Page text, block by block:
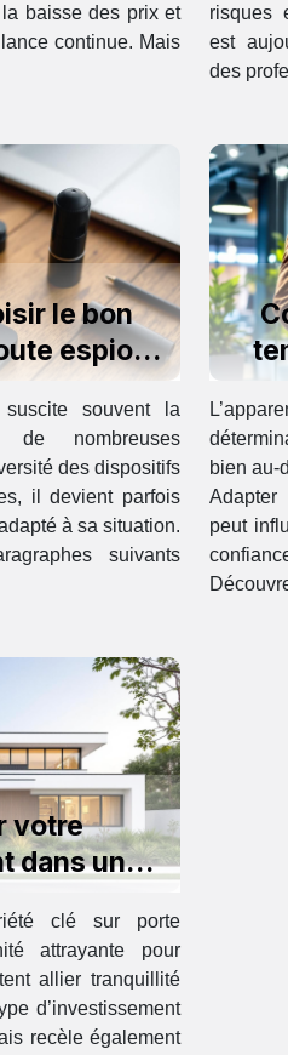
baisse des prix et
continue. Mais
risques
est
des
le bon
espion
?
souvent la
nombreuses
des dispositifs
il devient parfois
à sa situation.
suivants
bien au-
Adapter
peut
votre
dans une
clé sur porte
attrayante pour
allier tranquillité
d’investissement
recèle également